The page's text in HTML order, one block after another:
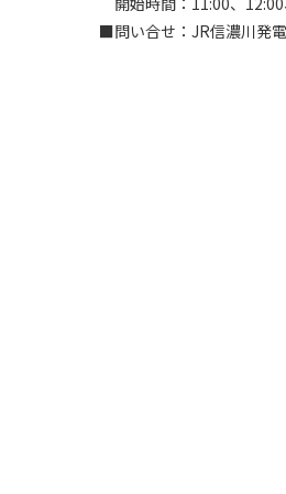
■問い合せ：JR信濃川発